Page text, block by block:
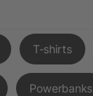
T-shirts
Powerbanks